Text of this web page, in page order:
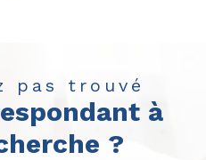
pas trouvé
à
?